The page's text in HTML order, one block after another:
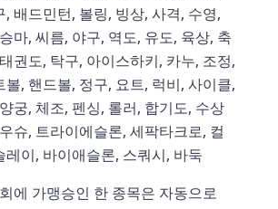
, 배드민턴, 볼링, 빙상, 사격, 수영,
마, 씨름, 야구, 역도, 유도, 육상, 축
권도, 탁구, 아이스하키, 카누, 조정,
볼, 핸드볼, 정구, 요트, 럭비, 사이클,
궁, 체조, 펜싱, 롤러, 합기도, 수상
슈, 트라이에슬론, 세팍타크로, 컬
레이, 바이애슬론, 스쿼시, 바둑
에 가맹승인 한 종목은 자동으로